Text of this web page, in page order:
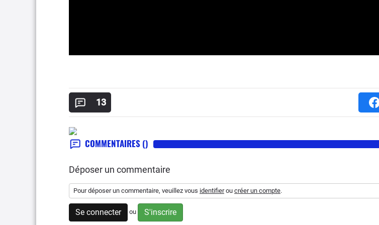
13
COMMENTAIRES ()
Déposer un commentaire
Pour déposer un commentaire, veuillez vous identifierou créer un compte.
Se connecter ou S'inscrire